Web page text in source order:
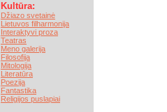
Kultūra:
Džiazo svetainė
Lietuvos filharmonija
Interaktyvi proza
Teatras
Meno galerija
Filosofija
Mitologija
Literatūra
Poezija
Fantastika
Religijos puslapiai